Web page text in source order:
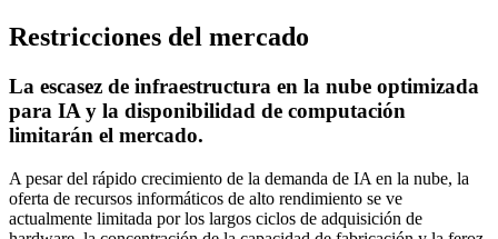
Restricciones del mercado
La escasez de infraestructura en la nube optimizada
para IA y la disponibilidad de computación
limitarán el mercado.
A pesar del rápido crecimiento de la demanda de IA en la nube, la
oferta de recursos informáticos de alto rendimiento se ve
actualmente limitada por los largos ciclos de adquisición de